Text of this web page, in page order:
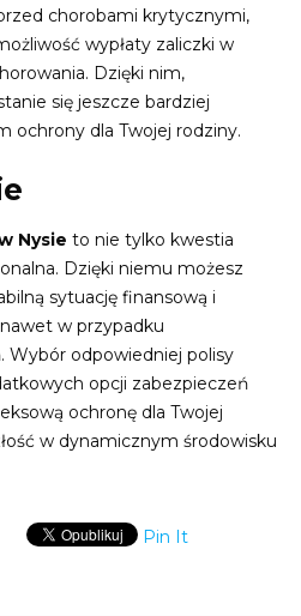
chorobami krytycznymi,
wypłaty zaliczki w
Dzięki nim,
się jeszcze bardziej
ochrony dla Twojej rodziny.
Nysie to nie tylko kwestia
Dzięki niemu możesz
sytuację finansową i
w przypadku
Wybór odpowiedniej polisy
opcji zabezpieczeń
ochronę dla Twojej
w dynamicznym środowisku
Pin It